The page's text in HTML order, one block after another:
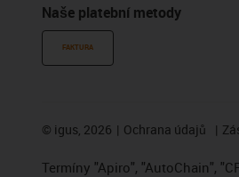
Naše platební metody
FAKTURA
© igus, 2026 Ochrana údajů
Termíny "Apiro", "AutoChain",